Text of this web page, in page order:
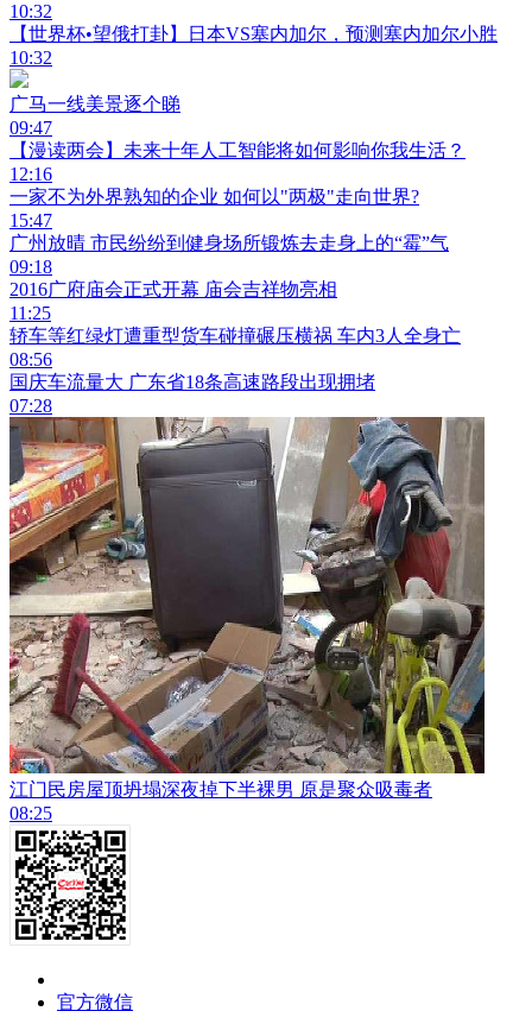
10:32
【世界杯•望俄打卦】日本VS塞内加尔，预测塞内加尔小胜
10:32
广马一线美景逐个睇
09:47
【漫读两会】未来十年人工智能将如何影响你我生活？
12:16
一家不为外界熟知的企业 如何以"两极"走向世界?
15:47
广州放晴 市民纷纷到健身场所锻炼去走身上的“霉”气
09:18
2016广府庙会正式开幕 庙会吉祥物亮相
11:25
轿车等红绿灯遭重型货车碰撞碾压横祸 车内3人全身亡
08:56
国庆车流量大 广东省18条高速路段出现拥堵
07:28
江门民房屋顶坍塌深夜掉下半裸男 原是聚众吸毒者
08:25
官方微信